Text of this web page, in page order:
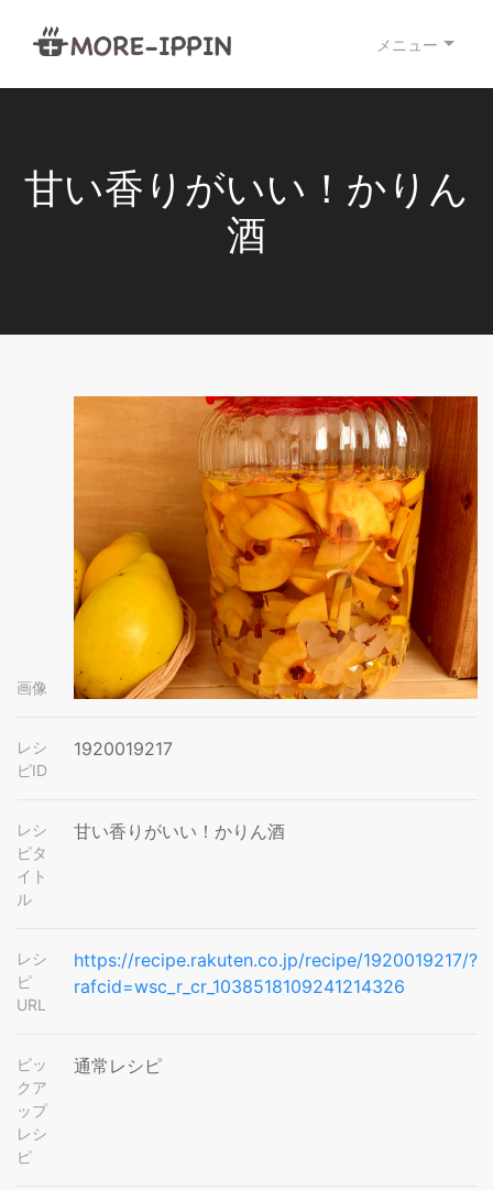
メニュー
甘い香りがいい！かりん
酒
画像
レシ
ピID
1920019217
レシ
ピタ
イト
ル
甘い香りがいい！かりん酒
レシ
ピ
URL
https://recipe.rakuten.co.jp/recipe/1920019217/?
rafcid=wsc_r_cr_1038518109241214326
ピッ
クア
ップ
レシ
ピ
通常レシピ